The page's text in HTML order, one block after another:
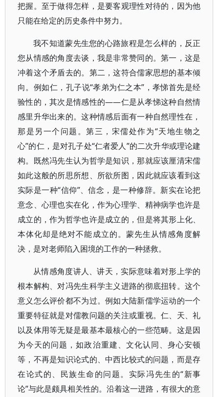
把握。至于做得怎样，是要客观理性对待的，因为他
只能在给定的历史条件中努力。
我不知道蒙先生您的心路旅程是怎么样的，反正
您从情感的角度去谈，我是非常赞同的。第一，这是
冲着这个矛盾去的。第二，这符合儒家思想的基本倾
向。例如仁，孔子说“孝弟为仁之本”，孝悌首先是经
验性的，其次是情感性的——仁是从孝悌这种自然情
感里升华出来的。这种情感后面有一种自然理性在，
那是另一个问题。第三，宋儒处作为“天地生物之
心”的仁，是对孔子处“仁者爱人”的二次升华或理论建
构。既然冯先生认为哲学是知识，那就应该厘清宋儒
如此这般的所思所想、所欲所图，因此就应该看到这
实际是一种“信仰”、信念，是一种修辞。新实在论把
意念、心理也实在化，作为心理学、精神病学也许是
成立的，作为哲学也许是成立的，但是将其形上化、
本体化却是绝对不能成立的。蒙先生从情感角度解
决，是对老师陷入困境的工作的一种拯救。
从情感角度讲人、讲天，实际意味着对形上学的
根本解构、对冯先生科学主义进路的彻底扭转。这个
意义怎么评价都不为过。例如大陆新儒学运动的一个
重要特征就是对儒教问题的关注或重视。仁、天、礼
以及体用等无疑是最基本最核心的一些范畴。这是因
为今天的问题，如政治重建、文化认同、身心安顿
等，不再是知识论式的、中西比较式的问题，而是存
在论式的、民族生命的问题。实际冯先生的“新事
论”与此是颇具相关性的。沿着这一进路，有很大的意